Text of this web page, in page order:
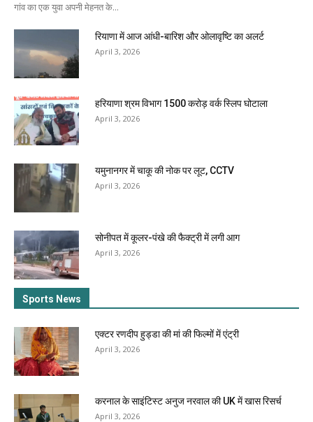
गांव का एक युवा अपनी मेहनत के...
रियाणा में आज आंधी-बारिश और ओलावृष्टि का अलर्ट
April 3, 2026
हरियाणा श्रम विभाग 1500 करोड़ वर्क स्लिप घोटाला
April 3, 2026
यमुनानगर में चाकू की नोक पर लूट, CCTV
April 3, 2026
सोनीपत में कूलर-पंखे की फैक्ट्री में लगी आग
April 3, 2026
Sports News
एक्टर रणदीप हुड्डा की मां की फिल्मों में एंट्री
April 3, 2026
करनाल के साइंटिस्ट अनुज नरवाल की UK में खास रिसर्च
April 3, 2026